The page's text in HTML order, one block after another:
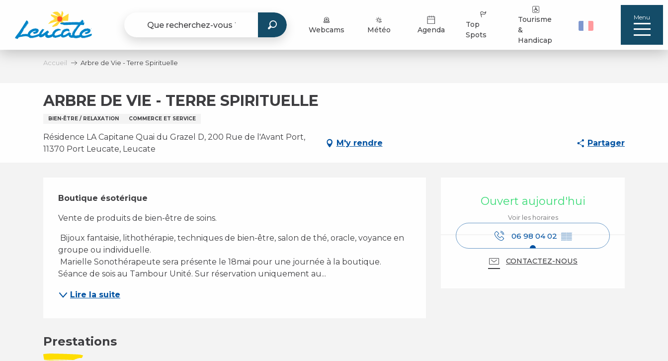
contenu
principal
Webcams Météo Agenda
Top
Spots
Tourisme
&
Handicap
Menu
Accueil Arbre de Vie - Terre Spirituelle
ARBRE DE VIE - TERRE SPIRITUELLE
BIEN-ÊTRE / RELAXATION COMMERCE ET SERVICE
Résidence LA Capitane Quai du Grazel D, 200 Rue de l'Avant Port,
11370 Port Leucate, Leucate
M'y rendre Partager
Ouverture et
Ouvert aujourd'hui
Voir les horaires
06 98 04 02 ▒▒
CONTACTEZ-NOUS
Description
Boutique ésotérique
Vente de produits de bien-être de soins.
groupe ou individuelle.
Séance de sois au Tambour Unité. Sur réservation uniquement au...
Lire la suite
Prestations